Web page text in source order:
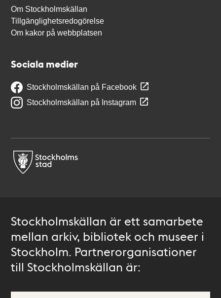
Om Stockholmskällan
Tillgänglighetsredogörelse
Om kakor på webbplatsen
Sociala medier
Stockholmskällan på Facebook
Stockholmskällan på Instagram
Stockholmskällan är ett samarbete
mellan arkiv, bibliotek och museer i
Stockholm. Partnerorganisationer
till Stockholmskällan är: